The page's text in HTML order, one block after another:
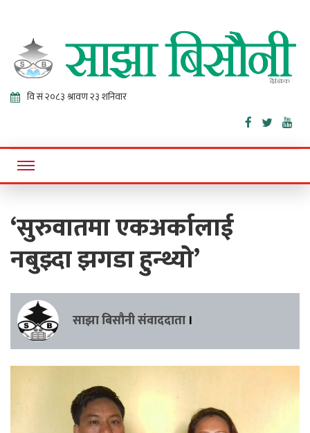
Sajha
Bisaunee
Online News Portal
‘सुरुवातमा एकअर्कालाई
नबुझ्दा झगडा हुन्थ्यो’
साझा बिसौनी संवाददाता ।